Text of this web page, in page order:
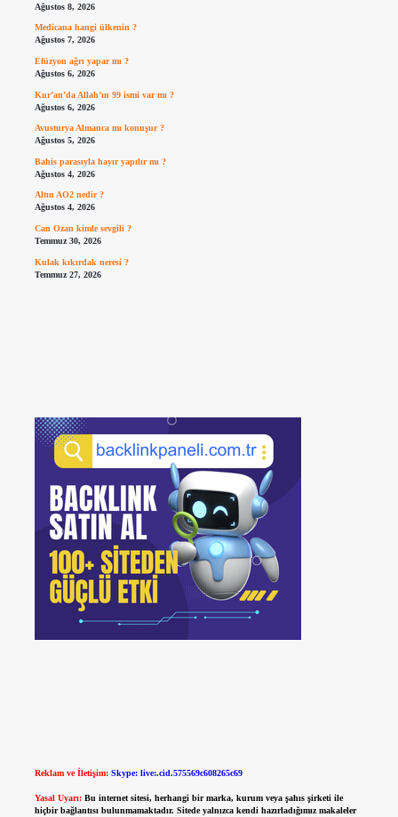
Ağustos 8, 2026
Medicana hangi ülkenin ?
Ağustos 7, 2026
Efüzyon ağrı yapar mı ?
Ağustos 6, 2026
Kur’an’da Allah’ın 99 ismi var mı ?
Ağustos 6, 2026
Avusturya Almanca mı konuşur ?
Ağustos 5, 2026
Bahis parasıyla hayır yapılır mı ?
Ağustos 4, 2026
Altın AO2 nedir ?
Ağustos 4, 2026
Can Ozan kimle sevgili ?
Temmuz 30, 2026
Kulak kıkırdak neresi ?
Temmuz 27, 2026
Reklam ve İletişim: Skype: live:.cid.575569c608265c69
Yasal Uyarı: Bu internet sitesi, herhangi bir marka, kurum veya şahıs şirketi ile
hiçbir bağlantısı bulunmamaktadır. Sitede yalnızca kendi hazırladığımız makaleler